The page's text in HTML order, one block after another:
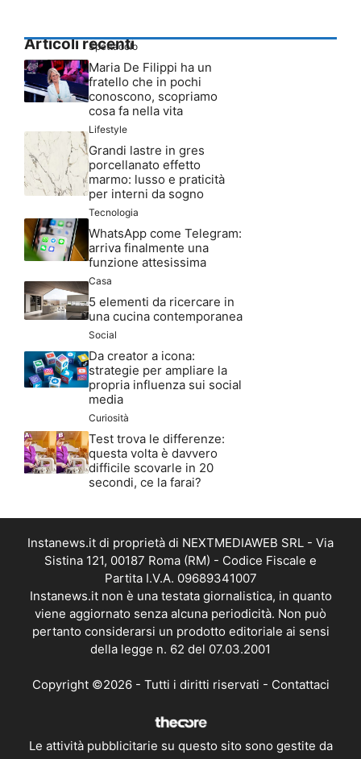
Articoli recenti
Spettacolo
Maria De Filippi ha un
fratello che in pochi
conoscono, scopriamo
cosa fa nella vita
Lifestyle
Grandi lastre in gres
porcellanato effetto
marmo: lusso e praticità
per interni da sogno
Tecnologia
WhatsApp come Telegram:
arriva finalmente una
funzione attesissima
Casa
5 elementi da ricercare in
una cucina contemporanea
Social
Da creator a icona:
strategie per ampliare la
propria influenza sui social
media
Curiosità
Test trova le differenze:
questa volta è davvero
difficile scovarle in 20
secondi, ce la farai?
Instanews.it di proprietà di NEXTMEDIAWEB SRL - Via
Sistina 121, 00187 Roma (RM) - Codice Fiscale e
Partita I.V.A. 09689341007
Instanews.it non è una testata giornalistica, in quanto
viene aggiornato senza alcuna periodicità. Non può
pertanto considerarsi un prodotto editoriale ai sensi
della legge n. 62 del 07.03.2001
Copyright ©2026 - Tutti i diritti riservati - Contattaci
Le attività pubblicitarie su questo sito sono gestite da